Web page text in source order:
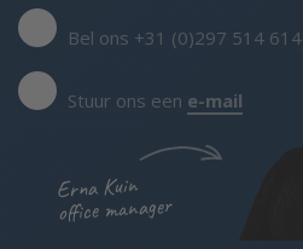
Erna Kuin
office manager
Bel ons +31 (0)297 514 614
Stuur ons een e-mail